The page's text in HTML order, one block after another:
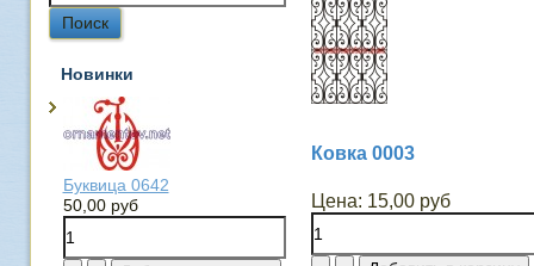
Новинки
Буквица 0642
50,00 руб
Ковка 0003
Цена: 15,00 руб